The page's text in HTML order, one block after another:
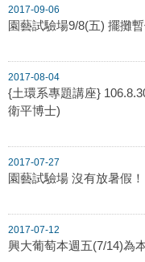
2017-09-06
園藝試驗場9/8(五) 擺攤
2017-08-04
{土環系專題講座}
衛平博士)
2017-07-27
園藝試驗場 沒有放暑假！
2017-07-12
興大葡萄本週五(7/14)為